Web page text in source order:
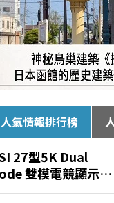
人氣情報排行榜